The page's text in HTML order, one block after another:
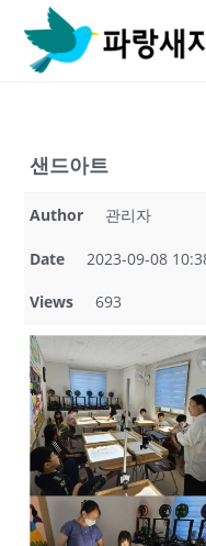
content
샌드아트
Author 관리자
Date 2023-09-08
Views 693